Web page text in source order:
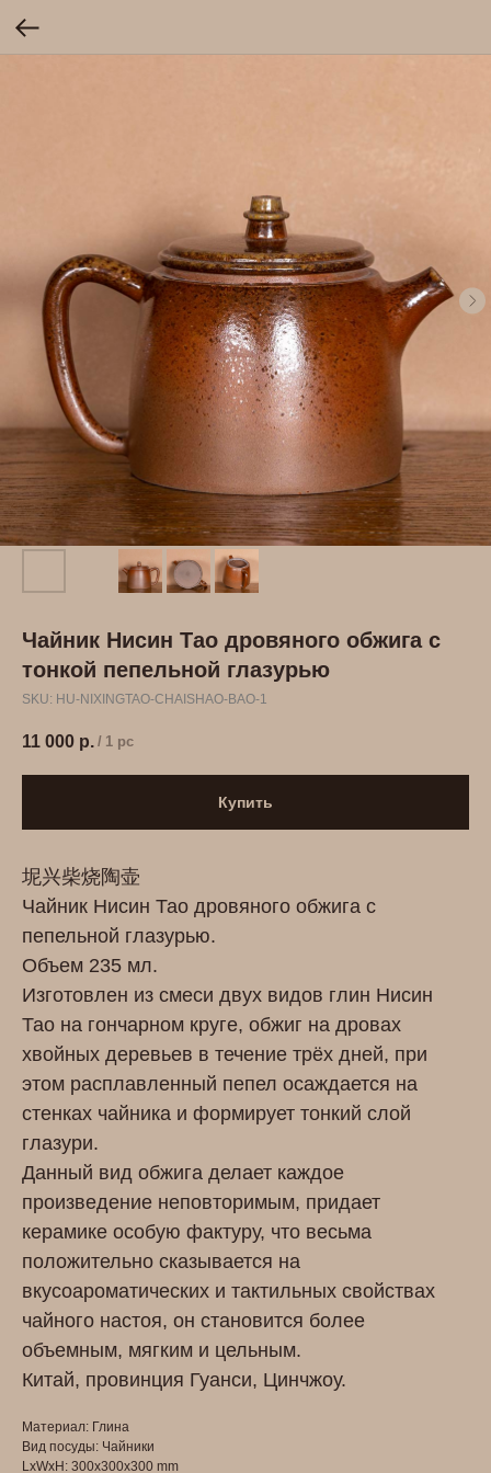
Чайник Нисин Тао дровяного обжига с
тонкой пепельной глазурью
SKU: HU-NIXINGTAO-CHAISHAO-BAO-1
11 000 р. / 1 pc
Купить
坭兴柴烧陶壶
Чайник Нисин Тао дровяного обжига с
пепельной глазурью.
Объем 235 мл.
Изготовлен из смеси двух видов глин Нисин
Тао на гончарном круге, обжиг на дровах
хвойных деревьев в течение трёх дней, при
этом расплавленный пепел осаждается на
стенках чайника и формирует тонкий слой
глазури.
Данный вид обжига делает каждое
произведение неповторимым, придает
керамике особую фактуру, что весьма
положительно сказывается на
вкусоароматических и тактильных свойствах
чайного настоя, он становится более
объемным, мягким и цельным.
Китай, провинция Гуанси, Цинчжоу.
Материал: Глина
Вид посуды: Чайники
LxWxH: 300x300x300 mm